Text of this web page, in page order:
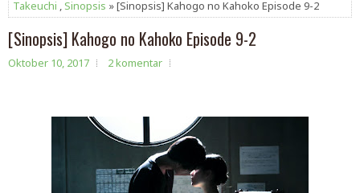
Takeuchi , Sinopsis » [Sinopsis] Kahogo no Kahoko Episode 9-2
[Sinopsis] Kahogo no Kahoko Episode 9-2
Oktober 10, 2017 2 komentar